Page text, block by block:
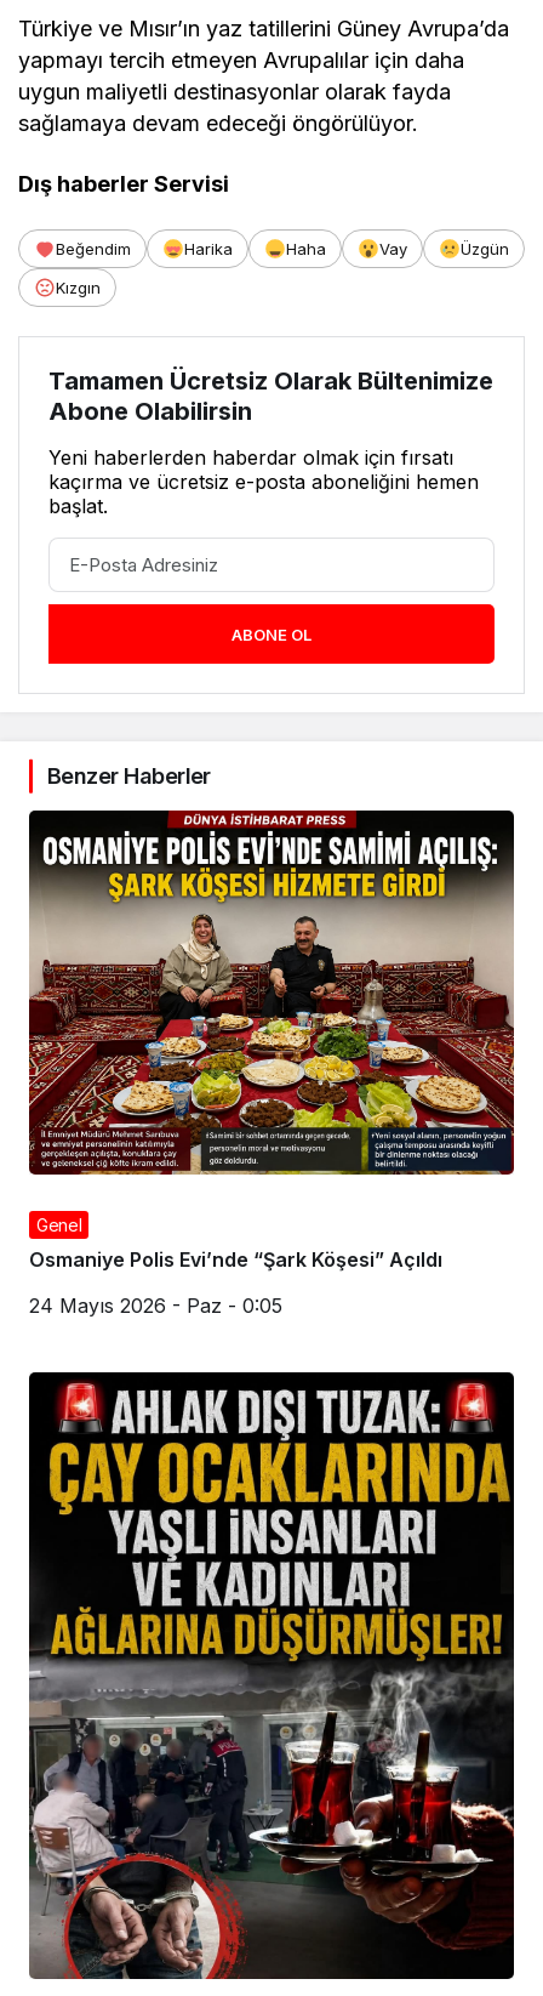
Türkiye ve Mısır’ın yaz tatillerini Güney Avrupa’da
yapmayı tercih etmeyen Avrupalılar için daha
uygun maliyetli destinasyonlar olarak fayda
sağlamaya devam edeceği öngörülüyor.
Dış haberler Servisi
Beğendim Harika Haha Vay
Üzgün
Kızgın
Tamamen Ücretsiz Olarak Bültenimize
Abone Olabilirsin
Yeni haberlerden haberdar olmak için fırsatı
kaçırma ve ücretsiz e-posta aboneliğini hemen
başlat.
ABONE OL
Benzer Haberler
Genel
Osmaniye Polis Evi’nde “Şark Köşesi” Açıldı
24 Mayıs 2026 - Paz - 0:05